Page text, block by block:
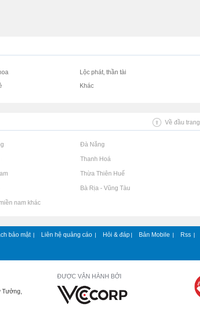
Lộc phát, thần tài
Khác
Về đầu trang
Rao vặt tại Đà Nẵng
Rao vặt tại Thanh Hoá
Rao vặt tại Thừa Thiên Huế
Rao vặt tại Bà Rịa - Vũng Tàu
nam khác
bảo mật | Liên hệ quảng cáo | Hỏi & đáp | Bản Mobile | Rss |
Tưởng,
ĐƯỢC VẬN HÀNH BỞI